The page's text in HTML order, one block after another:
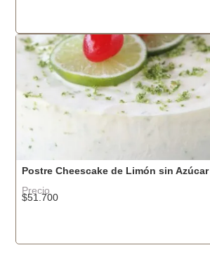
Postre Cheescake de Limón sin Azúcar
Precio
$51.700